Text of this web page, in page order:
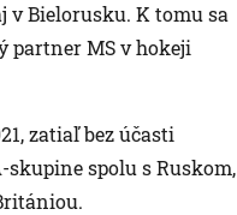
v Bielorusku. K tomu sa
partner MS v hokeji
zatiaľ bez účasti
spolu s Ruskom,